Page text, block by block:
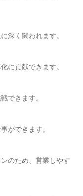
深く関われます。
に貢献できます。
できます。
ができます。
のため、営業しやす